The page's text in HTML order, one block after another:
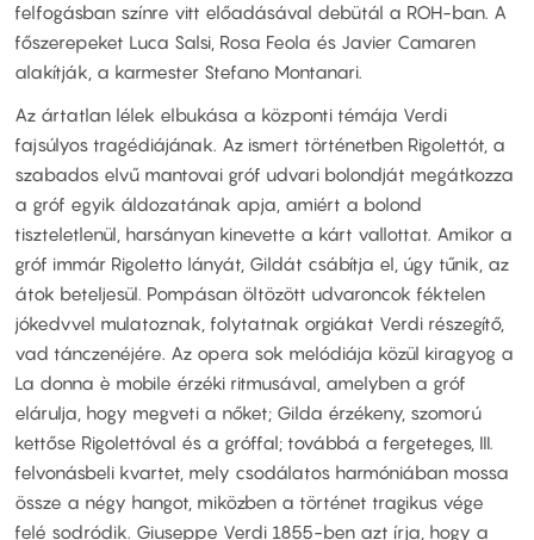
felfogásban színre vitt előadásával debütál a ROH-ban. A
főszerepeket Luca Salsi, Rosa Feola és Javier Camaren
alakítják, a karmester Stefano Montanari.
Az ártatlan lélek elbukása a központi témája Verdi
fajsúlyos tragédiájának. Az ismert történetben Rigolettót, a
szabados elvű mantovai gróf udvari bolondját megátkozza
a gróf egyik áldozatának apja, amiért a bolond
tiszteletlenül, harsányan kinevette a kárt vallottat. Amikor a
gróf immár Rigoletto lányát, Gildát csábítja el, úgy tűnik, az
átok beteljesül. Pompásan öltözött udvaroncok féktelen
jókedvvel mulatoznak, folytatnak orgiákat Verdi részegítő,
vad tánczenéjére. Az opera sok melódiája közül kiragyog a
La donna è mobile érzéki ritmusával, amelyben a gróf
elárulja, hogy megveti a nőket; Gilda érzékeny, szomorú
kettőse Rigolettóval és a gróffal; továbbá a fergeteges, III.
felvonásbeli kvartet, mely csodálatos harmóniában mossa
össze a négy hangot, miközben a történet tragikus vége
felé sodródik. Giuseppe Verdi 1855-ben azt írja, hogy a